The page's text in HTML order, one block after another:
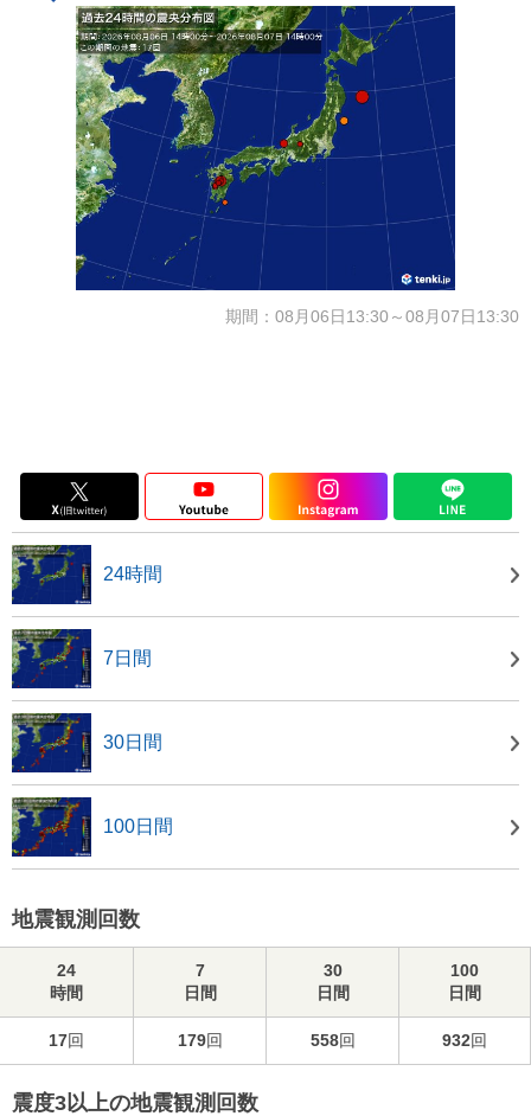
期間：08月06日13:30～08月07日13:30
24時間
7日間
30日間
100日間
地震観測回数
24
時間
7
日間
30
日間
100
日間
17回 179回 558回 932回
震度3以上の地震観測回数